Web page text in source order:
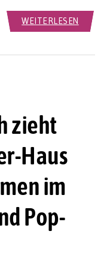
WEITERLESEN
zieht
Haus
im
Pop-